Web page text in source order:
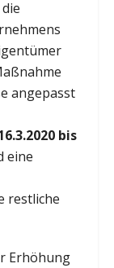
angepasst
bis
eine
restliche
Erhöhung